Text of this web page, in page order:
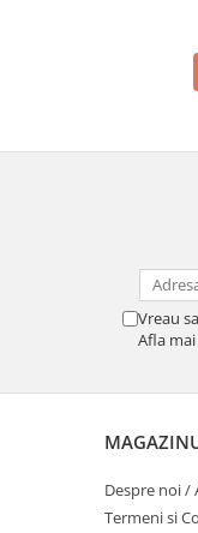
Vreau
Afla
Despre noi /
Termeni si